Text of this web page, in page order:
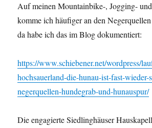
Auf meinen Mountainbike-, Jogging-
komme ich häufiger an den
da habe ich das im Blog dokumentiert:
https://www.schiebener.net/wordpress/
hochsauerland-die-hunau-ist-fast-wieder-
negerquellen-hundegrab-und-hunauspur/
Die engagierte Siedlinghäuser